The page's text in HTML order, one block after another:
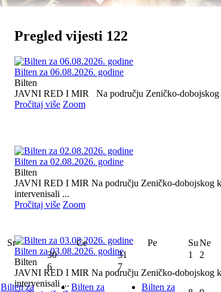
Pregled vijesti 122
Bilten za 06.08.2026. godine
Bilten
JAVNI RED I MIR Na području Zeničko-dobojskog
Pročitaj više Zoom
Bilten za 02.08.2026. godine
Bilten
JAVNI RED I MIR Na području Zeničko-dobojskog
intervenisali ...
Pročitaj više Zoom
Bilten za 03.08.2026. godine
Bilten
JAVNI RED I MIR Na području Zeničko-dobojskog
intervenisali ...
Sr Ce Pe SuNe
30 31 1
2
Bilten za
6
Bilten za
7
Bilten za